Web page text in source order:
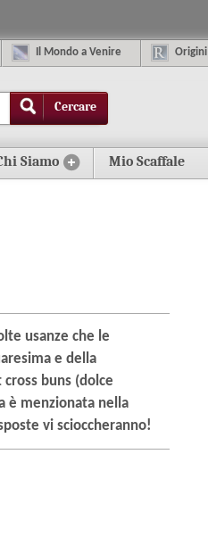
Mondo a Venire Origini
Cercare
Siamo Mio Scaffale
usanze che le
e della
buns (dolce
è menzionata nella
vi scioccheranno!